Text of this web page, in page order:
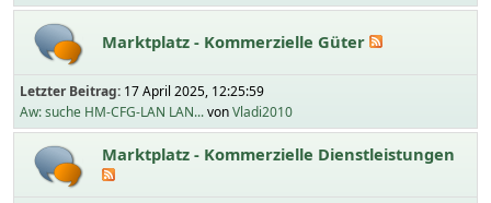
Marktplatz - Kommerzielle Güter
Letzter Beitrag: 17 April 2025, 12:25:59
Aw: suche HM-CFG-LAN LAN...vonVladi2010
Marktplatz - Kommerzielle Dienstleistungen